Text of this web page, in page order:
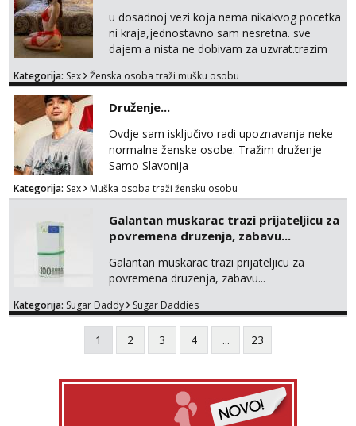
u dosadnoj vezi koja nema nikakvog pocetka
ni kraja,jednostavno sam nesretna. sve
dajem a nista ne dobivam za uzvrat.trazim
trazim puno samo malo njeznosti i
poljupce po tijelu koji me jako
pale,obozavam kad muskarac preuzme
kontrolu . javi se :) Klikni na link ispod i nadji
me tamo, cekam te!
Kategorija: Sex Ženska osoba traži mušku osobu
Druženje...
Ovdje sam isključivo radi upoznavanja neke
normalne ženske osobe. Tražim druženje
Samo Slavonija
Kategorija: Sex Muška osoba traži žensku osobu
Galantan muskarac trazi prijateljicu za
povremena druzenja, zabavu...
Galantan muskarac trazi prijateljicu za
povremena druzenja, zabavu...
Kategorija: Sugar Daddy Sugar Daddies
1 2 3 4 ... 23